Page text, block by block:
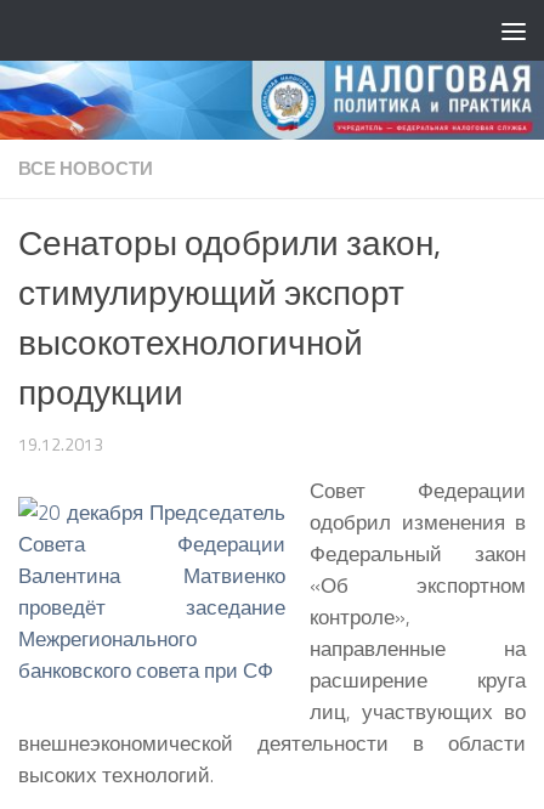
ВСЕ НОВОСТИ
Сенаторы одобрили закон,
стимулирующий экспорт
высокотехнологичной
продукции
19.12.2013
Совет Федерации
одобрил изменения в
Федеральный закон
«Об экспортном
контроле»,
направленные на
расширение круга
лиц, участвующих во
внешнеэкономической деятельности в области
высоких технологий.